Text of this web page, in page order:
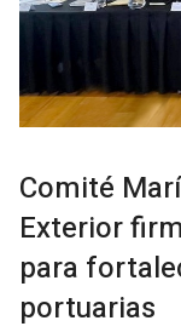
Comité
Exterior
para
portuarias